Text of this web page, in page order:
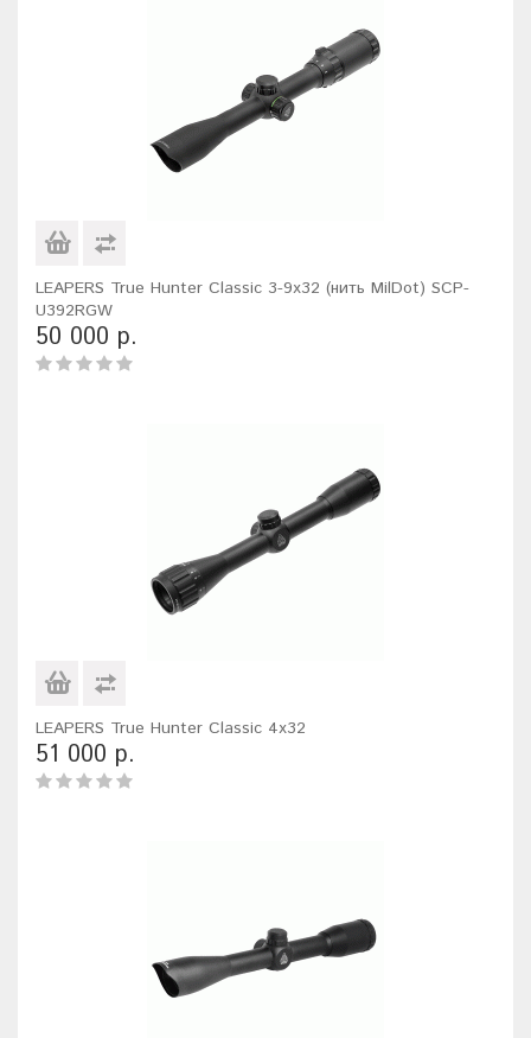
LEAPERS True Hunter Classic 3-9x32 (нить MilDot) SCP-
U392RGW
50 000 р.
LEAPERS True Hunter Classic 4x32
51 000 р.